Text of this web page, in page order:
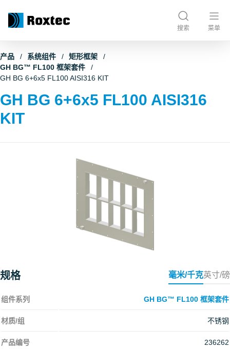
搜索 菜单
产品 系统组件
矩形框架
GH BG™ FL100 框架套件
GH BG 6+6x5 FL100 AISI316 KIT
GH BG 6+6x5 FL100 AISI316
KIT
规格 毫米/千克英寸/磅
组件系列 GH BG™ FL100 框架套件
材质/组 不锈钢
产品编号 236262